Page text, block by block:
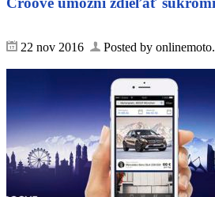
22 nov 2016 Posted by